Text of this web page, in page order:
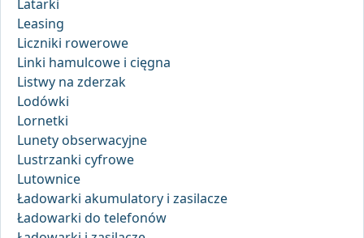
Latarki
Leasing
Liczniki rowerowe
Linki hamulcowe i cięgna
Listwy na zderzak
Lodówki
Lornetki
Lunety obserwacyjne
Lustrzanki cyfrowe
Lutownice
Ładowarki akumulatory i zasilacze
Ładowarki do telefonów